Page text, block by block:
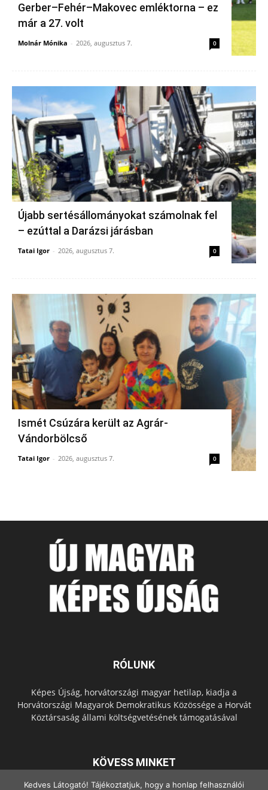
Gerber–Fehér–Makovec emléktorna – ez
már a 27. volt
Molnár Mónika - 2026, augusztus 7. 0
Újabb sertésállományokat számolnak fel
– ezúttal a Darázsi járásban
Tatai Igor - 2026, augusztus 7. 0
Ismét Csúzára került az Agrár-
Vándorbölcső
Tatai Igor - 2026, augusztus 7. 0
RÓLUNK
Képes Újság, horvátországi magyar hetilap, kiadja a
Horvátországi Magyarok Demokratikus Közössége a Horvát
Köztársaság állami költségvetésének támogatásával
KÖVESS MINKET
Kedves Látogató! Tájékoztatjuk, hogy a honlap felhasználói